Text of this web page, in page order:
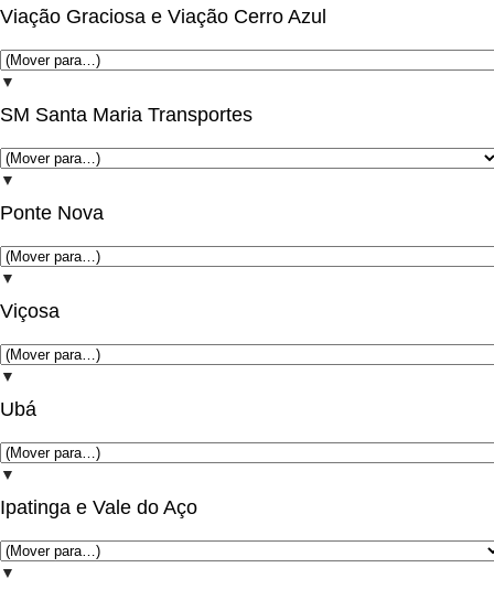
Viação Graciosa e Viação Cerro Azul
▼
SM Santa Maria Transportes
▼
Ponte Nova
▼
Viçosa
▼
Ubá
▼
Ipatinga e Vale do Aço
▼